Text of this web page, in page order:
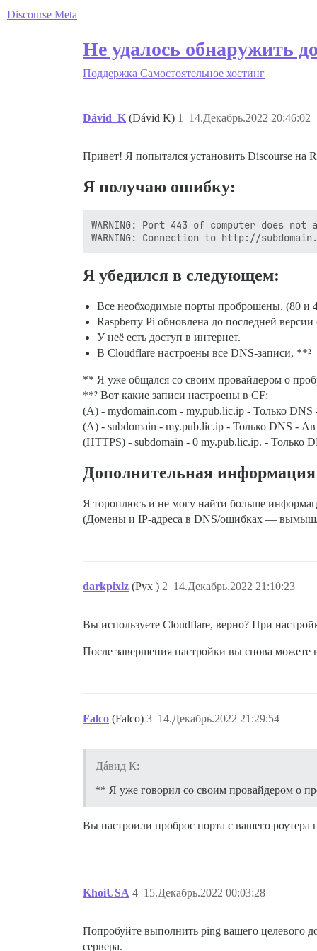
Discourse Meta
Не удалось обнаружить
Поддержка Самостоятельное хостинг
Dávid_K (Dávid K) 14.Декабрь.2022 20:46:02
1
Привет! Я попытался установить Discourse на
Я получаю ошибку:
WARNING: Port 443 of computer does
Я убедился в следующем:
Все необходимые порты проброшены. (80 и
Raspberry Pi обновлена до последней
У неё есть доступ в интернет.
В Cloudflare настроены все DNS-записи, **²
** Я уже общался со своим провайдером о
**² Вот какие записи настроены в CF:
(A) - mydomain.cоm - my.pub.lic.ip - Только DNS
(A) - subdomain - my.pub.lic.ip - Только DNS -
(HTTPS) - subdomain - 0 my.pub.lic.ip. - Только
Дополнительная
Я тороплюсь и не могу найти больше
(Домены и IP-адреса в DNS/ошибках —
darkpixlz (Pyx ) 14.Декабрь.2022 21:10:23
2
Вы используете Cloudflare, верно? При
После завершения настройки вы снова
Falco (Falco) 14.Декабрь.2022 21:29:54
3
Дáвид К:
** Я уже говорил со своим провайдером о
Вы настроили проброс порта с вашего роутера
KhoiUSA 15.Декабрь.2022 00:03:28
4
Попробуйте выполнить ping вашего целевого
сервера.